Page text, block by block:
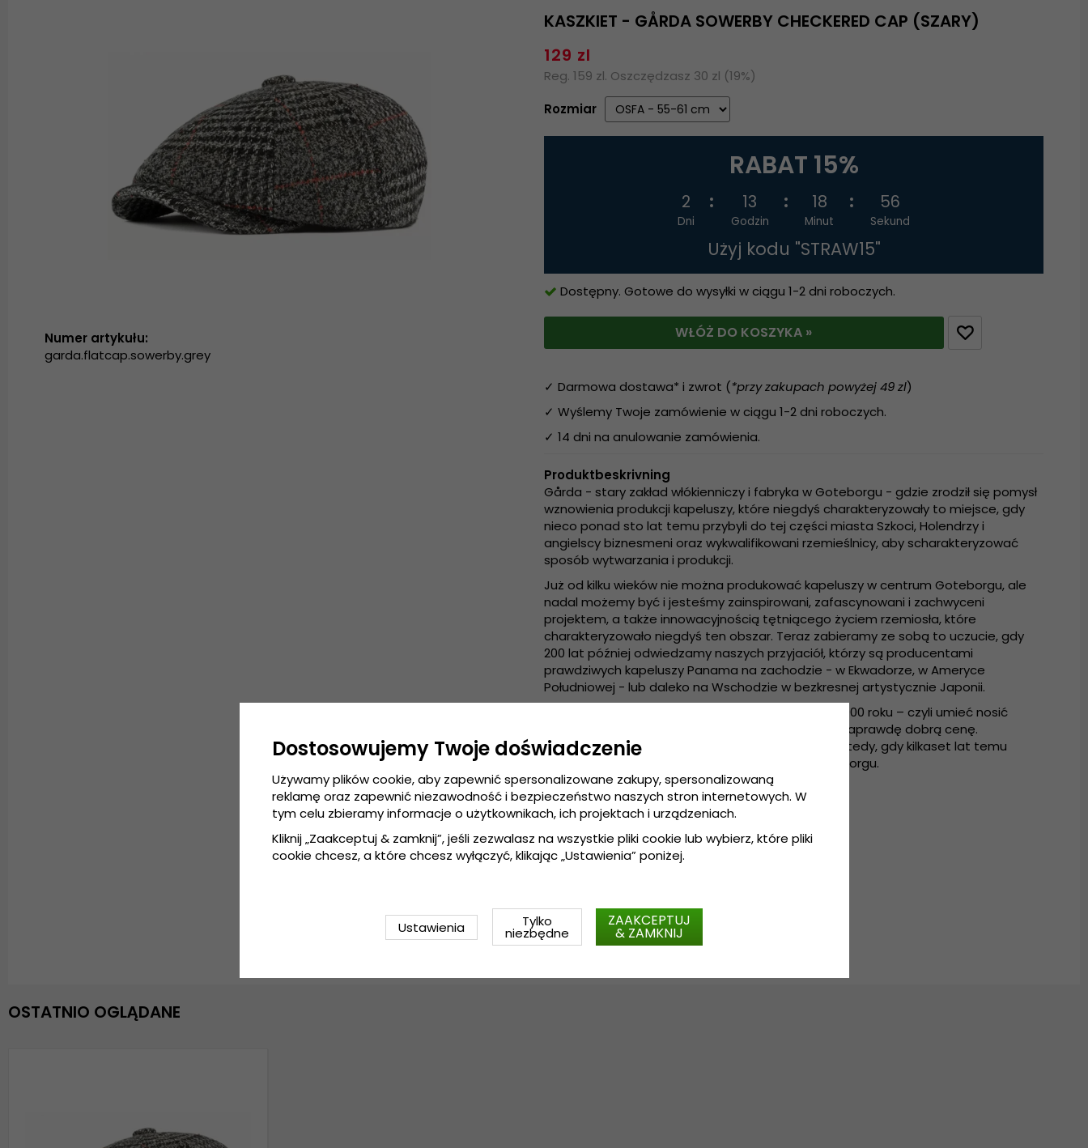
KASZKIET - GÅRDA SOWERBY CHECKERED CAP (SZARY)
129 zl
Reg. 159 zl. Oszczędzasz 30 zl (19%)
Rozmiar
RABAT 15%
2
Dni
13
Godzin
18
Minut
55
Sekund
Użyj kodu "STRAW15"
Dostępny. Gotowe do wysyłki w ciągu 1-2 dni roboczych.
WŁÓŻ DO KOSZYKA »
✓ Darmowa dostawa* i zwrot (*przy zakupach powyżej 49 zl)
✓ Wyślemy Twoje zamówienie w ciągu 1-2 dni roboczych.
✓ 14 dni na anulowanie zamówienia.
Produktbeskrivning
Gårda - stary zakład włókienniczy i fabryka w Goteborgu - gdzie zrodził się pomysł
wznowienia produkcji kapeluszy, które niegdyś charakteryzowały to miejsce, gdy
nieco ponad sto lat temu przybyli do tej części miasta Szkoci, Holendrzy i
angielscy biznesmeni oraz wykwalifikowani rzemieślnicy, aby scharakteryzować
sposób wytwarzania i produkcji.
Już od kilku wieków nie można produkować kapeluszy w centrum Goteborgu, ale
nadal możemy być i jesteśmy zainspirowani, zafascynowani i zachwyceni
projektem, a także innowacyjnością tętniącego życiem rzemiosła, które
charakteryzowało niegdyś ten obszar. Teraz zabieramy ze sobą to uczucie, gdy
200 lat później odwiedzamy naszych przyjaciół, którzy są producentami
prawdziwych kapeluszy Panama na zachodzie - w Ekwadorze, w Ameryce
Południowej - lub daleko na Wschodzie w bezkresnej artystycznie Japonii.
Chcemy WSZYSTKIEGO - tak jak w Gårda w 1800 i 1900 roku – czyli umieć nosić
nowoczesne, unikalne, innowacyjne kapelusze za naprawdę dobrą cenę.
Stworzone w tych samych pomieszczeniach, jak wtedy, gdy kilkaset lat temu
ludzie z różnych części Europy spotkali się w Goteborgu.
Informacje szczegółowe:
4-centymetrowe rondo
Wykonanie:
Wykonanie: 90% poliester, 10% wełna
Numer artykułu:
garda.flatcap.sowerby.grey
OSTATNIO OGLĄDANE
Dostosowujemy Twoje doświadczenie
Używamy plików cookie, aby zapewnić spersonalizowane zakupy, spersonalizowaną
reklamę oraz zapewnić niezawodność i bezpieczeństwo naszych stron internetowych. W
tym celu zbieramy informacje o użytkownikach, ich projektach i urządzeniach.
Kliknij „Zaakceptuj & zamknij”, jeśli zezwalasz na wszystkie pliki cookie lub wybierz, które pliki
cookie chcesz, a które chcesz wyłączyć, klikając „Ustawienia” poniżej.
Ustawienia Tylko
niezbędne
ZAAKCEPTUJ
& ZAMKNIJ